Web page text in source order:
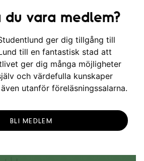
du vara medlem?
ger dig tillgång till
till en fantastisk stad att
ger dig många möjligheter
och värdefulla kunskaper
utanför föreläsningssalarna.
BLI MEDLEM